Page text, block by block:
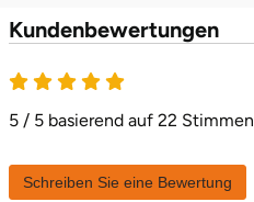
Kundenbewertungen
5 von 5
5 / 5 basierend auf 22 Stimmen
Schreiben Sie eine Bewertung
Kamp-Lintfort
Karlsruhe
Kassel
Kempten